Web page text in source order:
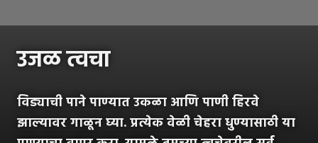
उजळ त्वचा
विड्याची पाने पाण्यात उकळा आणि पाणी हिरवे
झाल्यावर गाळून घ्या. प्रत्येक वेळी चेहरा धुण्यासाठी या